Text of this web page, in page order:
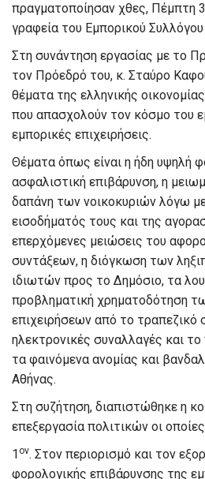
πραγματοποίησαν χθες, Πέμπτη
γραφεία του Εμπορικού
Στη συνάντηση εργασίας με το
τον Πρόεδρό του, κ. Σταύρο
θέματα της ελληνικής
που απασχολούν τον κόσμο του
εμπορικές επιχειρήσεις.
Θέματα όπως είναι η ήδη υψηλή
ασφαλιστική επιβάρυνση, η
δαπάνη των νοικοκυριών λόγω
εισοδήματός τους και της
επερχόμενες μειώσεις του
συντάξεων, η διόγκωση των
ιδιωτών προς το Δημόσιο, τα
προβληματική χρηματοδότηση
επιχειρήσεων από το τραπεζικό
ηλεκτρονικές συναλλαγές και
τα φαινόμενα ανομίας και
Αθήνας.
Στη συζήτηση, διαπιστώθηκε η
επεξεργασία πολιτικών οι
1 ον. Στον περιορισμό και τον
φορολογικής επιβάρυνσης της